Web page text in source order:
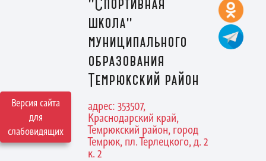
Версия сайта
для
слабовидящих
"Спортивная
школа"
муниципального
образования
Темрюкский район
адрес: 353507,
Краснодарский край,
Темрюкский район, город
Темрюк, пл. Терлецкого, д. 2
к. 2